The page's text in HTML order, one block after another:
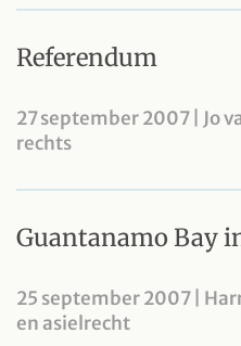
Referendum
27 september 2007 | Jo
rechts
Guantanamo Bay
25 september 2007 |
en asielrecht